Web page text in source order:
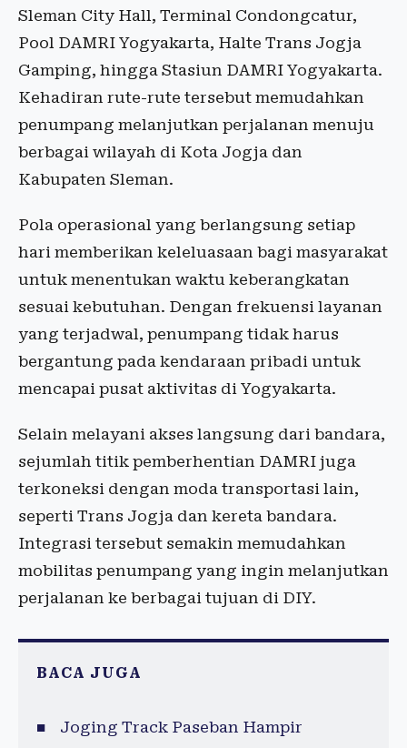
Sleman City Hall, Terminal Condongcatur,
Pool DAMRI Yogyakarta, Halte Trans Jogja
Gamping, hingga Stasiun DAMRI Yogyakarta.
Kehadiran rute-rute tersebut memudahkan
penumpang melanjutkan perjalanan menuju
berbagai wilayah di Kota Jogja dan
Kabupaten Sleman.
Pola operasional yang berlangsung setiap
hari memberikan keleluasaan bagi masyarakat
untuk menentukan waktu keberangkatan
sesuai kebutuhan. Dengan frekuensi layanan
yang terjadwal, penumpang tidak harus
bergantung pada kendaraan pribadi untuk
mencapai pusat aktivitas di Yogyakarta.
Selain melayani akses langsung dari bandara,
sejumlah titik pemberhentian DAMRI juga
terkoneksi dengan moda transportasi lain,
seperti Trans Jogja dan kereta bandara.
Integrasi tersebut semakin memudahkan
mobilitas penumpang yang ingin melanjutkan
perjalanan ke berbagai tujuan di DIY.
BACA JUGA
Joging Track Paseban Hampir